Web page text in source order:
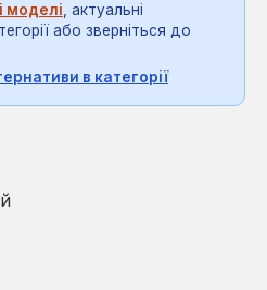
моделі, актуальні
або зверніться до
в категорії